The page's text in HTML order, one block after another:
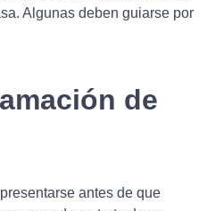
Algunas deben guiarse por
de
antes de que